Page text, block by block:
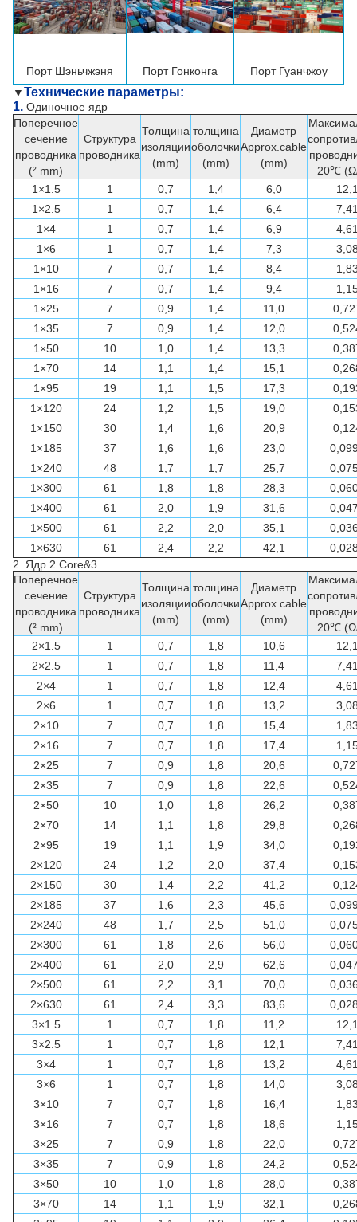
ПортШэньчжэня Порт Гонконга
Порт Гуанчжоу
▼Технические параметры:
1. Одиночное ядр
Поперечное
сечение
проводника
(² mm)
Структура
проводника
Толщина
изоляции
(mm)
толщина
оболочки
(mm)
Диаметр
Approx.cable
(mm)
20℃
1×1.5
1 0,7 1,4 6,0
1×2.5
1 0,7 1,4 6,4
1×4
1 0,7 1,4 6,9
1×6
1 0,7 1,4 7,3
1×10
7 0,7 1,4 8,4
1×16
7 0,7 1,4 9,4
1×25
7 0,9 1,4 11,0
1×35
7 0,9 1,4 12,0
1×50
10 1,0 1,4 13,3
1×70
14 1,1 1,4 15,1
1×95
19 1,1 1,5 17,3
1×120
24 1,2 1,5 19,0
1×150
30 1,4 1,6 20,9
1×185
37 1,6 1,6 23,0
1×240
48 1,7 1,7 25,7
1×300
61 1,8 1,8 28,3
1×400
61 2,0 1,9 31,6
1×500
61 2,2 2,0 35,1
1×630
61 2,4 2,2 42,1
2. Ядр 2 Core&3
Поперечное
сечение
проводника
(² mm)
Структура
проводника
Толщина
изоляции
(mm)
толщина
оболочки
(mm)
Диаметр
Approx.cable
(mm)
20℃
2×1.5
1 0,7 1,8 10,6
2×2.5
1 0,7 1,8 11,4
2×4
1 0,7 1,8 12,4
2×6
1 0,7 1,8 13,2
2×10
7 0,7 1,8 15,4
2×16
7 0,7 1,8 17,4
2×25
7 0,9 1,8 20,6
2×35
7 0,9 1,8 22,6
2×50
10 1,0 1,8 26,2
2×70
14 1,1 1,8 29,8
2×95
19 1,1 1,9 34,0
2×120
24 1,2 2,0 37,4
2×150
30 1,4 2,2 41,2
2×185
37 1,6 2,3 45,6
2×240
48 1,7 2,5 51,0
2×300
61 1,8 2,6 56,0
2×400
61 2,0 2,9 62,6
2×500
61 2,2 3,1 70,0
2×630
61 2,4 3,3 83,6
3×1.5
1 0,7 1,8 11,2
3×2.5
1 0,7 1,8 12,1
3×4
1 0,7 1,8 13,2
3×6
1 0,7 1,8 14,0
3×10
7 0,7 1,8 16,4
3×16
7 0,7 1,8 18,6
3×25
7 0,9 1,8 22,0
3×35
7 0,9 1,8 24,2
3×50
10 1,0 1,8 28,0
3×70
14 1,1 1,9 32,1